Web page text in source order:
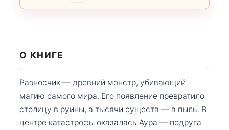
О КНИГЕ
Разносчик — древний монстр, убивающий
магию самого мира. Его появление превратило
столицу в руины, а тысячи существ — в пыль. В
центре катастрофы оказалась Аура — подруга